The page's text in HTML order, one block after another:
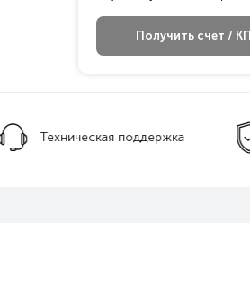
Получить счет / КП
Техническая поддержка